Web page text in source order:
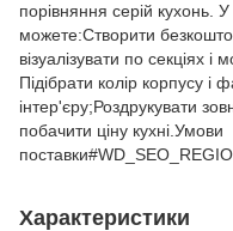
порівняння серій кухонь.
можете:Створити
візуалізувати по секціях
Підібрати колір корпусу і
інтер'єру;Роздрукувати
побачити ціну кухні.Умови
Характеристики